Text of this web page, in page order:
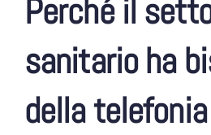
Perché il
sanitario ha
della